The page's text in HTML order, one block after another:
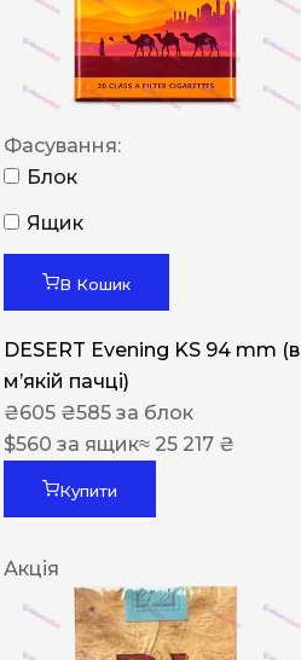
Фасування:
Блок
Ящик
В Кошик
DESERT Evening KS 94 mm (в
мʼякій пачці)
₴605 ₴585 за блок
$560 за ящик≈ 25 217 ₴
Купити
Акція